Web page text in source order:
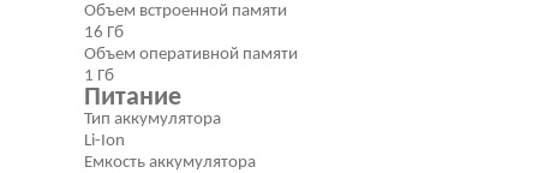
Объем встроенной памяти
16 Гб
Объем оперативной памяти
1 Гб
Питание
Тип аккумулятора
Li-Ion
Емкость аккумулятора